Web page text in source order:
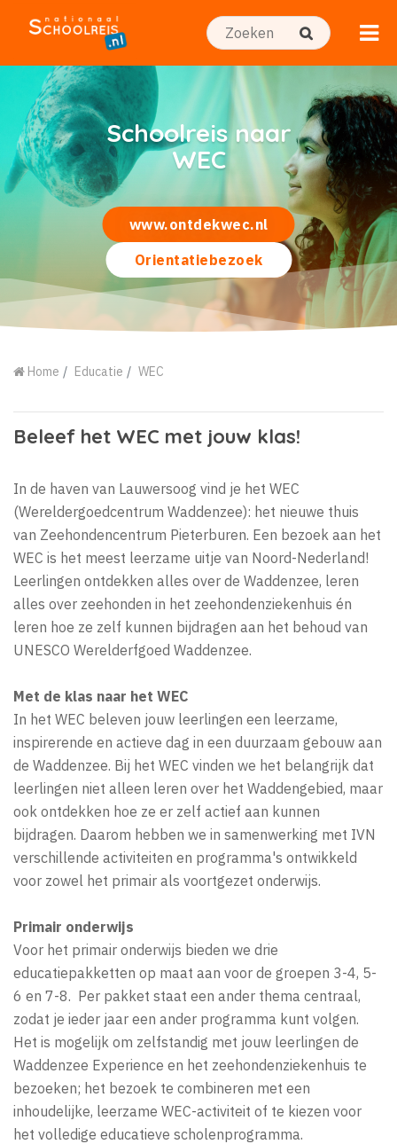
Schoolreis naar
WEC
www.ontdekwec.nl
Orientatiebezoek
Home Educatie WEC
Beleef het WEC met jouw klas!
In de haven van Lauwersoog vind je het WEC
(Wereldergoedcentrum Waddenzee): het nieuwe thuis
van Zeehondencentrum Pieterburen. Een bezoek aan het
WEC is het meest leerzame uitje van Noord-Nederland!
Leerlingen ontdekken alles over de Waddenzee, leren
alles over zeehonden in het zeehondenziekenhuis én
leren hoe ze zelf kunnen bijdragen aan het behoud van
UNESCO Werelderfgoed Waddenzee.
Met de klas naar het WEC
In het WEC beleven jouw leerlingen een leerzame,
inspirerende en actieve dag in een duurzaam gebouw aan
de Waddenzee. Bij het WEC vinden we het belangrijk dat
leerlingen niet alleen leren over het Waddengebied, maar
ook ontdekken hoe ze er zelf actief aan kunnen
bijdragen. Daarom hebben we in samenwerking met IVN
verschillende activiteiten en programma's ontwikkeld
voor zowel het primair als voortgezet onderwijs.
Primair onderwijs
Voor het primair onderwijs bieden we drie
educatiepakketten op maat aan voor de groepen 3-4, 5-
6 en 7-8. Per pakket staat een ander thema centraal,
zodat je ieder jaar een ander programma kunt volgen.
Het is mogelijk om zelfstandig met jouw leerlingen de
Waddenzee Experience en het zeehondenziekenhuis te
bezoeken; het bezoek te combineren met een
inhoudelijke, leerzame WEC-activiteit of te kiezen voor
het volledige educatieve scholenprogramma.